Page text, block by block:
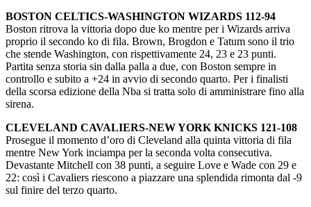
BOSTON CELTICS-WASHINGTON WIZARDS 112-94
Boston ritrova la vittoria dopo due ko mentre per i Wizards arriva
proprio il secondo ko di fila. Brown, Brogdon e Tatum sono il trio
che stende Washington, con rispettivamente 24, 23 e 23 punti.
Partita senza storia sin dalla palla a due, con Boston sempre in
controllo e subito a +24 in avvio di secondo quarto. Per i finalisti
della scorsa edizione della Nba si tratta solo di amministrare fino alla
sirena.
CLEVELAND CAVALIERS-NEW YORK KNICKS 121-108
Prosegue il momento d’oro di Cleveland alla quinta vittoria di fila
mentre New York inciampa per la seconda volta consecutiva.
Devastante Mitchell con 38 punti, a seguire Love e Wade con 29 e
22: così i Cavaliers riescono a piazzare una splendida rimonta dal -9
sul finire del terzo quarto.